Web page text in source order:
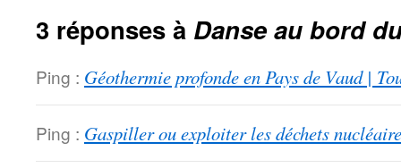
3 réponses à Danse au bord
Ping : Géothermie profonde en Pays de Vaud |
Ping : Gaspiller ou exploiter les déchets